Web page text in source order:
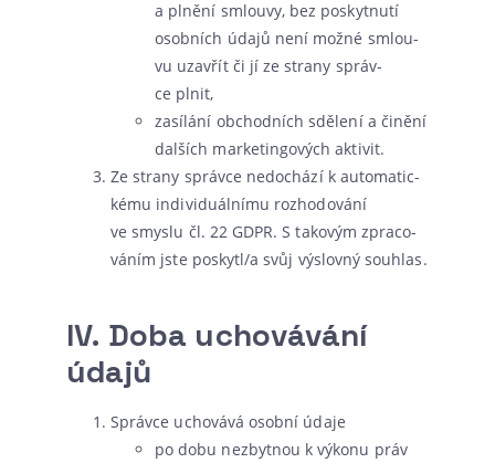
a plně­ní smlou­vy, bez poskyt­nu­tí
osob­ních úda­jů není mož­né smlou­
vu uzavřít či jí ze stra­ny správ­
ce plnit,
zasí­lá­ní obchod­ních sdě­le­ní a čině­ní
dal­ších mar­ke­tingo­vých aktivit.
Ze stra­ny správ­ce nedo­chá­zí k auto­ma­tic­
ké­mu indi­vi­du­ál­ní­mu roz­ho­do­vá­ní
ve smys­lu čl. 22 GDPR. S tako­vým zpra­co­
vá­ním jste poskytl/a svůj výslov­ný souhlas.
IV. Doba uchovávání
údajů
Správce ucho­vá­vá osob­ní údaje
po dobu nezbyt­nou k výko­nu práv